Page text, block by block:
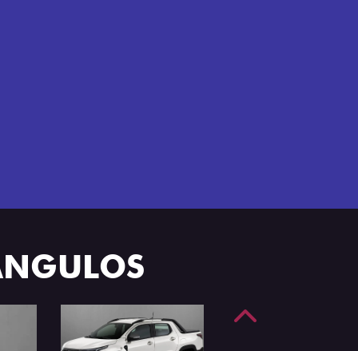
Anterior